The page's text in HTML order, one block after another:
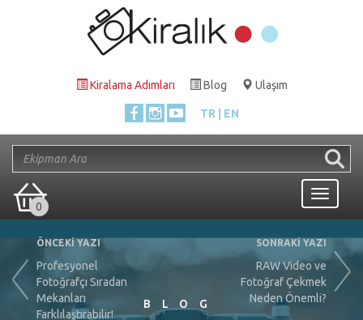
Kiralama Adımları Blog Ulaşım
TR EN
0
Toggle
BLOG
ÖNCEKİ YAZI
Profesyonel
Fotoğrafçı Sıradan
Mekanları
Farklılaştırabilir!
SONRAKİ YAZI
RAW Video ve
Fotoğraf Çekmek
Neden Önemli?